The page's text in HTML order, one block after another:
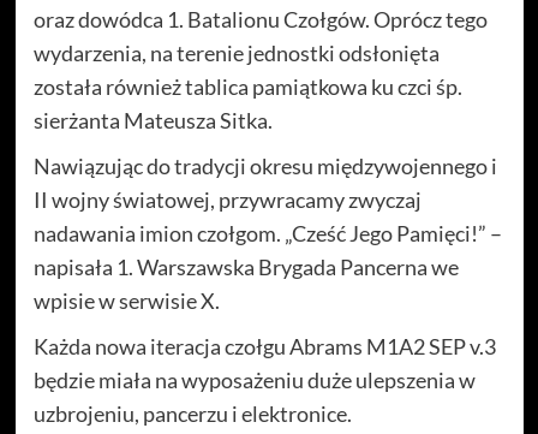
oraz dowódca 1. Batalionu Czołgów. Oprócz tego
wydarzenia, na terenie jednostki odsłonięta
została również tablica pamiątkowa ku czci śp.
sierżanta Mateusza Sitka.
Nawiązując do tradycji okresu międzywojennego i
II wojny światowej, przywracamy zwyczaj
nadawania imion czołgom. „Cześć Jego Pamięci!” –
napisała 1. Warszawska Brygada Pancerna we
wpisie w serwisie X.
Każda nowa iteracja czołgu Abrams M1A2 SEP v.3
będzie miała na wyposażeniu duże ulepszenia w
uzbrojeniu, pancerzu i elektronice.